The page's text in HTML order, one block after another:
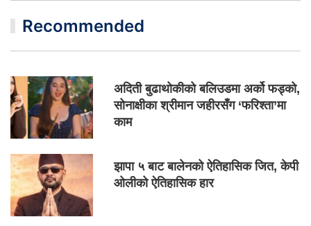
Recommended
अदिती बुढाथोकीको बलिउडमा अर्को फड्को,
सोनाक्षीका श्रीमान जहीरसँग ‘फरिश्ता’मा
काम
झापा ५ बाट बालेनको ऐतिहासिक जित, केपी
ओलीको ऐतिहासिक हार